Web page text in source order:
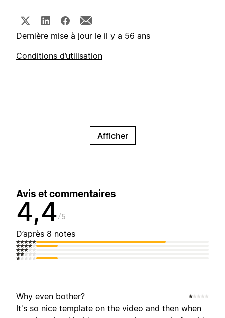
Dernière mise à jour le il y a 56 ans
Conditions d’utilisation
Afficher
Avis et commentaires
4,4 5
D’après 8 notes
Why even bother?
It's so nice template on the video and then when